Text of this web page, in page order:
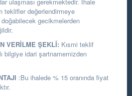
teklifler değerlendirmeye
doğabilecek gecikmelerden
VERİLME ŞEKLİ: Kısmi teklif
bilgiye idari şartnamemizden
:Bu ihalede % 15 oranında fiyat